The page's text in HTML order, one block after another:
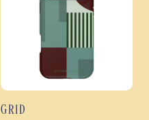
GRID